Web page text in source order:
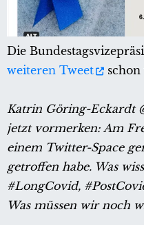
Die
weiteren Tweet
Katrin Göring-Eckardt
jetzt vormerken: Am
einem Twitter-Space
getroffen habe. Was
#LongCovid,
Was müssen wir noch